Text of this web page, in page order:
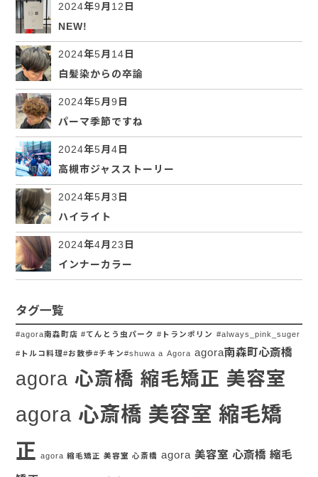
2024年9月12日
NEW!
2024年5月14日
白髪染からの卒論
2024年5月9日
パーマ季節ですね
2024年5月4日
高槻市ジャスストーリー
2024年5月3日
ハイライト
2024年4月23日
インナーカラー
タグ一覧
#agora南森町店 #てんとう虫パーク #トランポリン #always_pink_suger
#トルコ料理#お散歩#チキン#shuwa a Agora agora南森町心斎橋
agora 心斎橋 縮毛矯正 美容室
agora 心斎橋 美容室 縮毛矯
正 agora 縮毛矯正 美容室 心斎橋 agora 美容室 心斎橋 縮毛